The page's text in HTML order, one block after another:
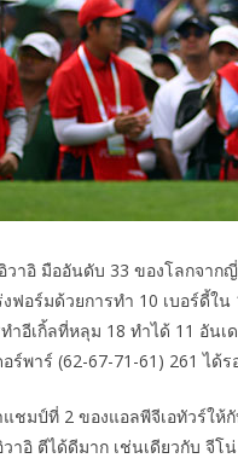
วาอิ มืออันดับ 33 ของโลกจา
ฟอร์มด้วยการทำ 10 เบอร์ดี้ใ
ำอีเกิ้ลที่หลุม 18 ทำได้ 11 อัน
ร์พาร์ (62-67-71-61) 261 ได้
ชมป์ที่ 2 ของแอลพีจีเอทัวร์ให้
วาอิ ตีได้ดีมาก เช่นเดียวกับ